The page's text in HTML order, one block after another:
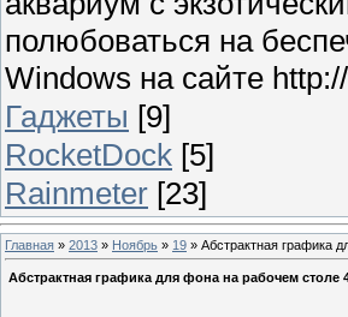
полюбоваться на
Windows на сайте
Гаджеты [9]
RocketDock [5]
Rainmeter [23]
Главная » 2013 » Ноябрь » 19 » Абстрактная графика
Абстрактная графика для фона на рабочем столе